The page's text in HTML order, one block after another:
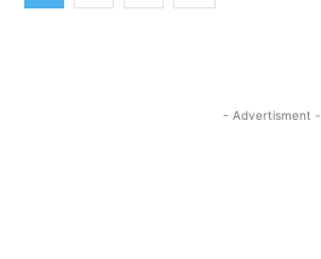
- Advertisment -